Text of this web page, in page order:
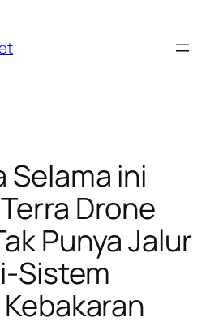
Selama ini
Drone
Punya Jalur
Sistem